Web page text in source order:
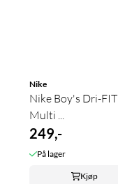
Nike
Nike Boy's Dri-FIT
Multi ...
249,-
På lager
Kjøp